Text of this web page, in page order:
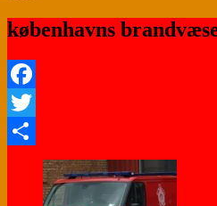
københavns
Facebook
Twitter